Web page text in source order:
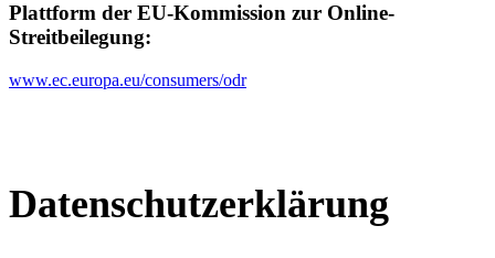
Plattform der EU-Kommission zur Online-
Streitbeilegung:
www.ec.europa.eu/consumers/odr
Datenschutz­erklärung